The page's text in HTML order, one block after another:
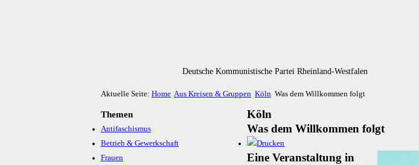
Deutsche Kommunistische Partei Rheinland-Westfalen
Aktuelle Seite: Home Aus Kreisen & Gruppen Köln Was dem Willkommen folgt
Themen
Antifaschismus
Betrieb & Gewerkschaft
Frauen
Köln
Was dem Willkommen folgt
Ei­ne Ver­an­stal­tung in